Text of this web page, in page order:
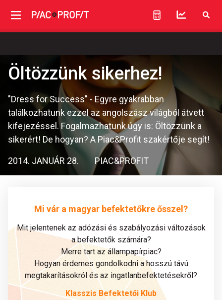
Öltözzünk sikerhez!
"Dress for Success" - Egyre gyakrabban
találkozhatunk ezzel az angolszász világból átvett
kifejezéssel. Fogalmazhatunk úgy is: Öltözzünk a
sikerért! De hogyan? A Piac&Profit szakértője segít!
2014. JANUÁR 28. PIAC&PROFIT
Mi vár a magyar befektetőkre ősszel?
Mit jelentenek az adózási és szabályozási változások
a befektetők számára?
Merre tart az állampapírpiac?
Hogyan érdemes gondolkodni a hosszú távú
megtakarításokról és az ingatlanbefektetésekről?
Klasszis Befektetői Klub